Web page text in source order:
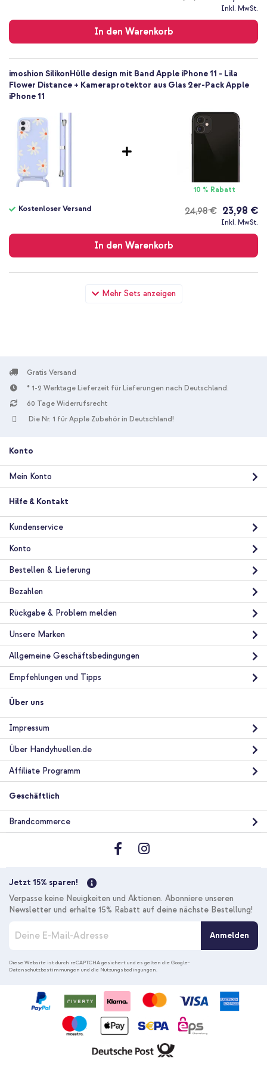
Mehr Sets anzeigen
Inkl. MwSt.
In den Warenkorb
Versand
imoshion SilikonHülle design mit Band Apple iPhone 11 - Lila
Flower Distance + Kameraprotektor aus Glas 2er-Pack Apple
iPhone 11
10 % Rabatt
24,98 €
Kostenloser Versand 23,98 €
Inkl. MwSt.
In den Warenkorb
Versand
imoshion SilikonHülle design mit Band Apple iPhone 11 - Lila
Flower Distance + Wandladegerät - Ladegerät - USB-C- und
Kostenloser Versand
Versand
imoshion SilikonHülle design mit Band Apple iPhone 11 - Lila
Meter - Weiß
Kostenloser Versand 28,49 €
Inkl. MwSt.
In den Warenkorb
Kostenloser
Versand
imoshion SilikonHülle design mit Band Apple iPhone 11 - Lila
Flower Distance + Full Cover Screen Protector aus gehärtetem
Glas Apple iPhone 11 / Xr
10 % Rabatt
In den Warenkorb
Gratis Versand
* 1-2 Werktage Lieferzeit für Lieferungen nach Deutschland.
60 Tage Widerrufsrecht
Die Nr. 1 für Apple Zubehör in Deutschland!
Konto
Mein Konto
Hilfe & Kontakt
Kundenservice
Konto
Bestellen & Lieferung
Bezahlen
Rückgabe & Problem melden
Unsere Marken
Allgemeine Geschäftsbedingungen
Empfehlungen und Tipps
Über uns
Impressum
Über Handyhuellen.de
Affiliate Programm
Geschäftlich
Brandcommerce
Jetzt 15% sparen!
Verpasse keine Neuigkeiten und Aktionen. Abonniere unseren
Newsletter und erhalte 15% Rabatt auf deine nächste Bestellung!
d
e
Anmelden
Diese Website ist durch reCAPTCHA gesichert und es gelten dieGoogle-
Datenschutzbestimmungen und die Nutzungsbedingungen.